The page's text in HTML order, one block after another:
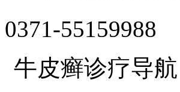
0371-55159988
牛皮癣诊疗导航